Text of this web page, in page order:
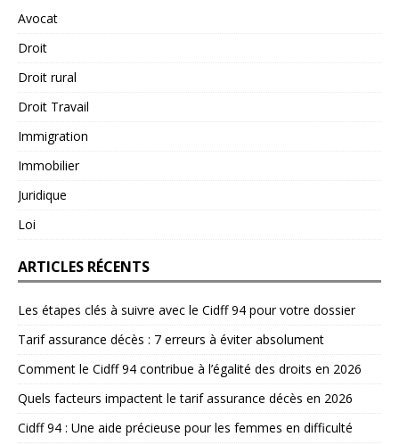
Avocat
Droit
Droit rural
Droit Travail
Immigration
Immobilier
Juridique
Loi
ARTICLES RÉCENTS
Les étapes clés à suivre avec le Cidff 94 pour votre dossier
Tarif assurance décès : 7 erreurs à éviter absolument
Comment le Cidff 94 contribue à l’égalité des droits en 2026
Quels facteurs impactent le tarif assurance décès en 2026
Cidff 94 : Une aide précieuse pour les femmes en difficulté